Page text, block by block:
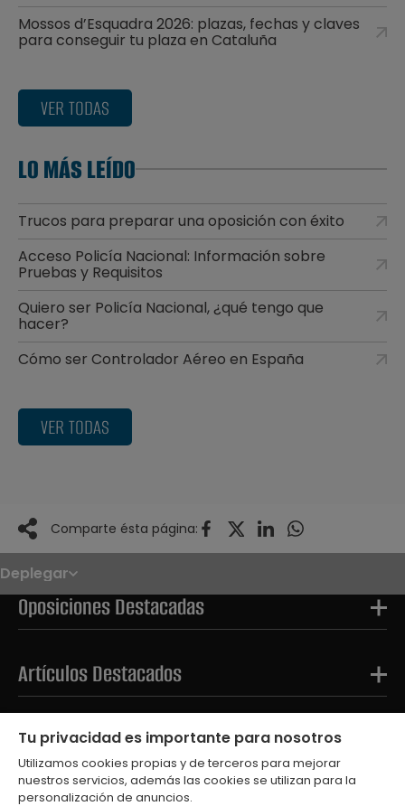
Mossos d’Esquadra 2026: plazas, fechas y claves
para conseguir tu plaza en Cataluña
VER TODAS
LO MÁS LEÍDO
Trucos para preparar una oposición con éxito
Acceso Policía Nacional: Información sobre
Pruebas y Requisitos
Quiero ser Policía Nacional, ¿qué tengo que
hacer?
Cómo ser Controlador Aéreo en España
VER TODAS
Comparte ésta página:
Deplegar
Noticias
Oposiciones
Convocatorias
Paso paso
OPE 2026
Oposiciones Destacadas
Artículos Destacados
Tests Destacados
Tu privacidad es importante para nosotros
Utilizamos cookies propias y de terceros para mejorar
nuestros servicios, además las cookies se utilizan para la
personalización de anuncios.